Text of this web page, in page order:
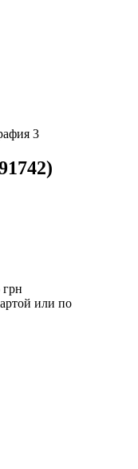
или по